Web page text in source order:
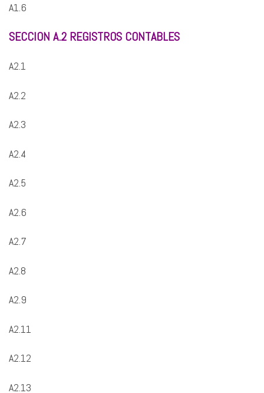
A1.6
SECCION A.2 REGISTROS CONTABLES
A2.1
A2.2
A2.3
A2.4
A2.5
A2.6
A2.7
A2.8
A2.9
A2.11
A2.12
A2.13